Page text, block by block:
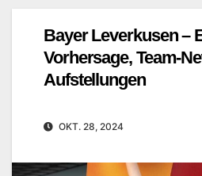
Bayer Leverkusen –
Vorhersage, Team-
Aufstellungen
OKT. 28, 2024